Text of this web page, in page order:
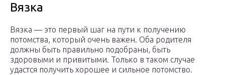
Вязка
Вязка — это первый шаг на пути к получению
потомства, который очень важен. Оба родителя
должны быть правильно подобраны, быть
здоровыми и привитыми. Только в таком случае
удастся получить хорошее и сильное потомство.